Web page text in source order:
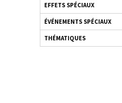
EFFETS SPÉCIAUX
ÉVÉNEMENTS SPÉCIAUX
THÉMATIQUES